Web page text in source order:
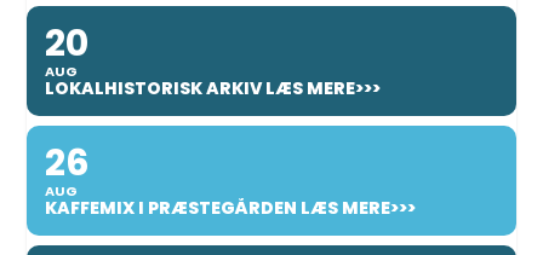
20
AUG
LOKALHISTORISK ARKIV LÆS MERE>>>
26
AUG
KAFFEMIX I PRÆSTEGÅRDEN LÆS MERE>>>